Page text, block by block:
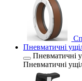
Пневматичні
Пневматичні
Пневматичні